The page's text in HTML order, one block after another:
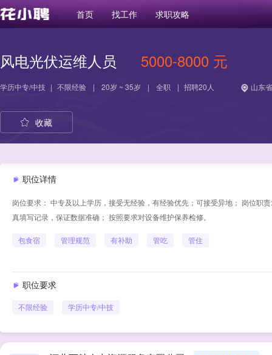
首页 找工作 求职攻略
风电光伏运维人员 5000-8000 元
学历中专/中技 | 不限经验 | 20岁 ~ 35岁 | 全职 | 招聘20人 山东
收藏
职位详情
岗位要求： 中专及以上学历，接受无经验，有经验优先；可接受异地； 岗位职
真填写记录，保证数据准确； 按照要求对设备维护保养检修。
包食宿 管理规范 有补助 管吃 管住
职位要求
不限经验 学历中专/中技